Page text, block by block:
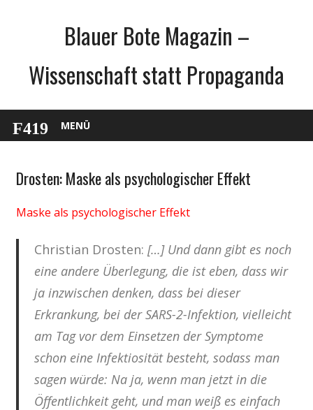
Blauer Bote Magazin –
Wissenschaft statt Propaganda
MENÜ
Gesellschaft
Politik
Wissenschaft
Drosten: Maske als psychologischer Effekt
Maske als psychologischer Effekt
Christian Drosten: […] Und dann gibt es noch
eine andere Überlegung, die ist eben, dass wir
ja inzwischen denken, dass bei dieser
Erkrankung, bei der SARS-2-Infektion, vielleicht
am Tag vor dem Einsetzen der Symptome
schon eine Infektiosität besteht, sodass man
sagen würde: Na ja, wenn man jetzt in die
Öffentlichkeit geht, und man weiß es einfach